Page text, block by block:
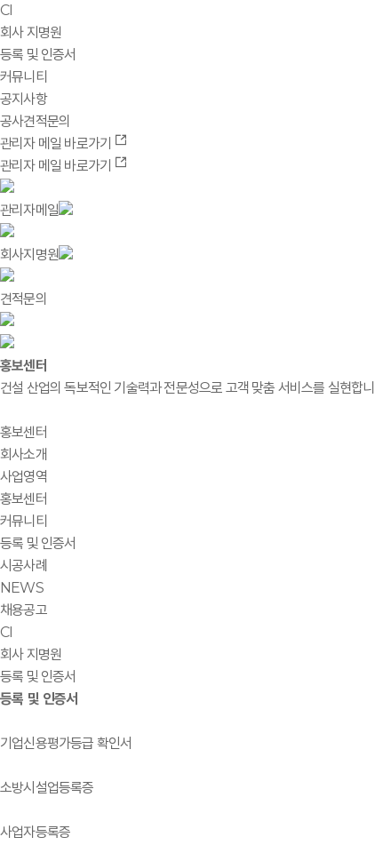
CI
회사 지명원
등록 및 인증서
커뮤니티
공지사항
공사견적문의
관리자 메일 바로가기
관리자 메일 바로가기
관리자메일
회사지명원
견적문의
홍보센터
건설 산업의 독보적인 기술력과 전문성으로 고객 맞춤 서비스를 실현합
홍보센터
회사소개
사업영역
홍보센터
커뮤니티
등록 및 인증서
시공사례
NEWS
채용공고
CI
회사 지명원
등록 및 인증서
등록 및 인증서
기업신용평가등급 확인서
소방시설업등록증
사업자등록증